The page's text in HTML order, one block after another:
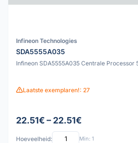
Infineon Technologies
SDA5555A035
Infineon SDA5555A035 Centrale Processor
Laatste exemplaren!: 27
22.51€ – 22.51€
Hoeveelheid: Min: 1